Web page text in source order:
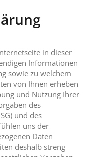
in dieser
Informationen
sowie zu welchem
von Ihnen erheben
und Nutzung Ihrer
des
und des
uns der
Daten
deshalb streng